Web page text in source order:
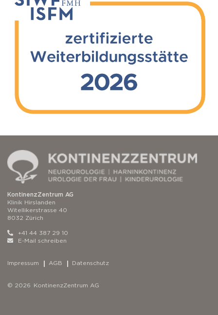
KontinenzZentrum AG
Klinik Hirslanden
Witellikerstrasse 40
8032 Zürich
+41 44 387 29 10
E-Mail schreiben
Impressum AGB Datenschutz
© 2026 KontinenzZentrum AG